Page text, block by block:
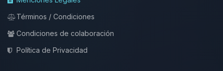
Términos / Condiciones
Condiciones de colaboración
Política de Privacidad